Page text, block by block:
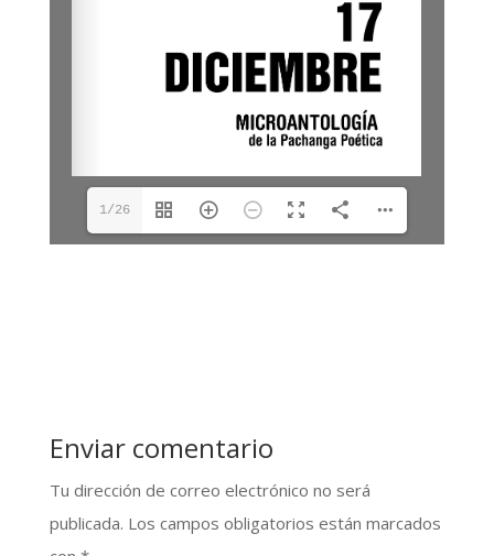
1/26
Enviar comentario
Tu dirección de correo electrónico no será
publicada. Los campos obligatorios están marcados